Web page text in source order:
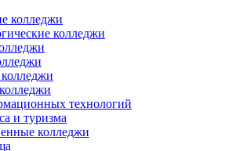
колледжи
колледжи
технологий
и туризма
колледжи